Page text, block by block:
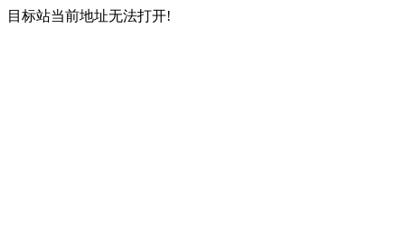
目标站当前地址无法打开!